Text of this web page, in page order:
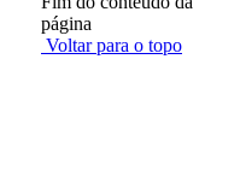
página
Voltar para o topo